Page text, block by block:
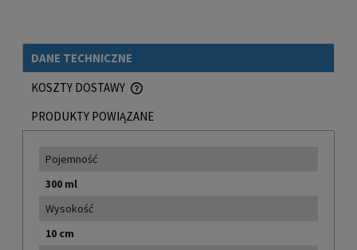
DANE TECHNICZNE
KOSZTY DOSTAWY
CENA NIE ZAWIERA EWENTUALNYCH KOSZTÓW PŁATNOŚCI
PRODUKTY POWIĄZANE
Pojemność
300 ml
Wysokość
10 cm